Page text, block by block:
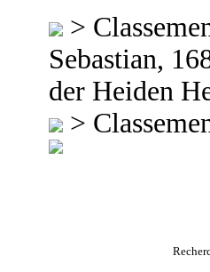
>
Sebastian,
der Heiden
>